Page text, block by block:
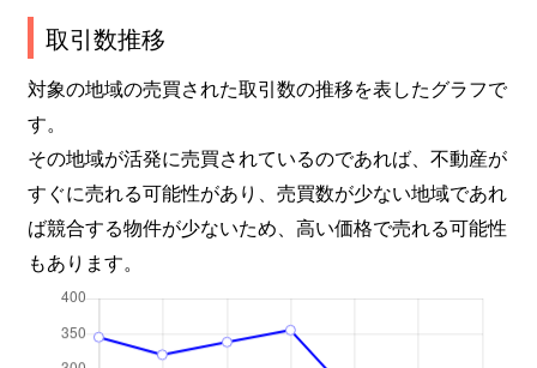
取引数推移
対象の地域の売買された取引数の推移を表したグラフで
す。
その地域が活発に売買されているのであれば、不動産が
すぐに売れる可能性があり、売買数が少ない地域であれ
ば競合する物件が少ないため、高い価格で売れる可能性
もあります。